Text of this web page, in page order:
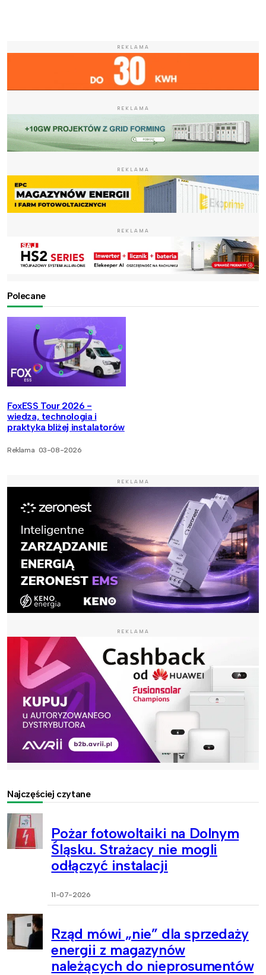
REKLAMA
REKLAMA
REKLAMA
REKLAMA
Polecane
FoxESS Tour 2026 -
wiedza, technologia i
praktyka bliżej instalatorów
Reklama 03-08-2026
REKLAMA
REKLAMA
Najczęściej czytane
Pożar fotowoltaiki na Dolnym
Śląsku. Strażacy nie mogli
odłączyć instalacji
11-07-2026
Rząd mówi „nie” dla sprzedaży
energii z magazynów
należących do nieprosumentów